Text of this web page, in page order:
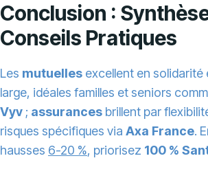
Conclusion :
Conseils Pratiques
Les mutuelles excellent en
large, idéales familles et seniors
Vyv ; assurances brillent par
risques spécifiques via Axa France.
hausses 6-20 %, priorisez 100 %